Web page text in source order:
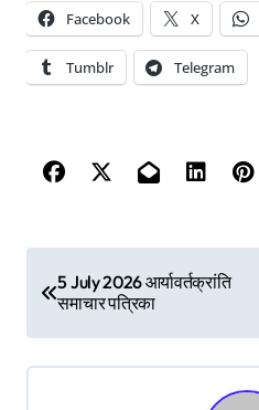
Facebook X
Tumblr Telegram
s
t
5 July 2026 आर्यावर्तक्रांति
समाचार पत्रिका